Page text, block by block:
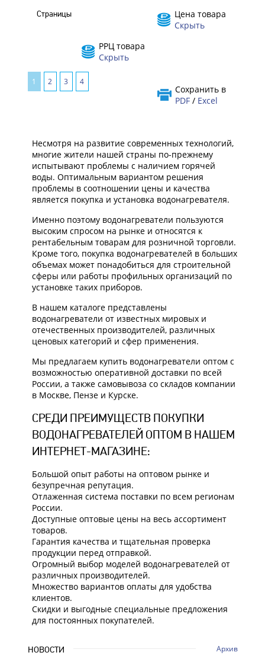
Страницы
Цена товара
Скрыть
РРЦ товара
Скрыть
Сохранить в
PDF/ Excel
1 2 3 4
Несмотря на развитие современных технологий,
многие жители нашей страны по-прежнему
испытывают проблемы с наличием горячей
воды. Оптимальным вариантом решения
проблемы в соотношении цены и качества
является покупка и установка водонагревателя.
Именно поэтому водонагреватели пользуются
высоким спросом на рынке и относятся к
рентабельным товарам для розничной торговли.
Кроме того, покупка водонагревателей в больших
объемах может понадобиться для строительной
сферы или работы профильных организаций по
установке таких приборов.
В нашем каталоге представлены
водонагреватели от известных мировых и
отечественных производителей, различных
ценовых категорий и сфер применения.
Мы предлагаем купить водонагреватели оптом с
возможностью оперативной доставки по всей
России, а также самовывоза со складов компании
в Москве, Пензе и Курске.
СРЕДИ ПРЕИМУЩЕСТВ ПОКУПКИ
ВОДОНАГРЕВАТЕЛЕЙ ОПТОМ В НАШЕМ
ИНТЕРНЕТ-МАГАЗИНЕ:
Большой опыт работы на оптовом рынке и
безупречная репутация.
Отлаженная система поставки по всем регионам
России.
Доступные оптовые цены на весь ассортимент
товаров.
Гарантия качества и тщательная проверка
продукции перед отправкой.
Огромный выбор моделей водонагревателей от
различных производителей.
Множество вариантов оплаты для удобства
клиентов.
Скидки и выгодные специальные предложения
для постоянных покупателей.
НОВОСТИ Архив